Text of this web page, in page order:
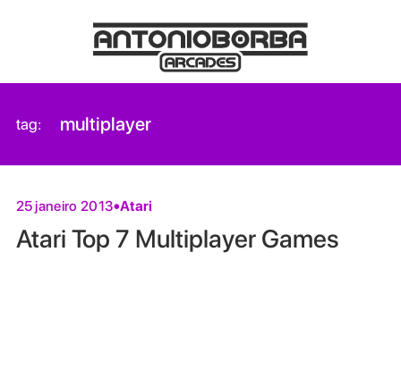
tag: multiplayer
25 janeiro 2013 Atari
Atari Top 7 Multiplayer Games